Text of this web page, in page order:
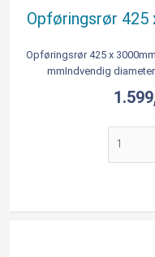
Opføringsrør
Opføringsrør 425 x
mmIndvendig
med
muffe